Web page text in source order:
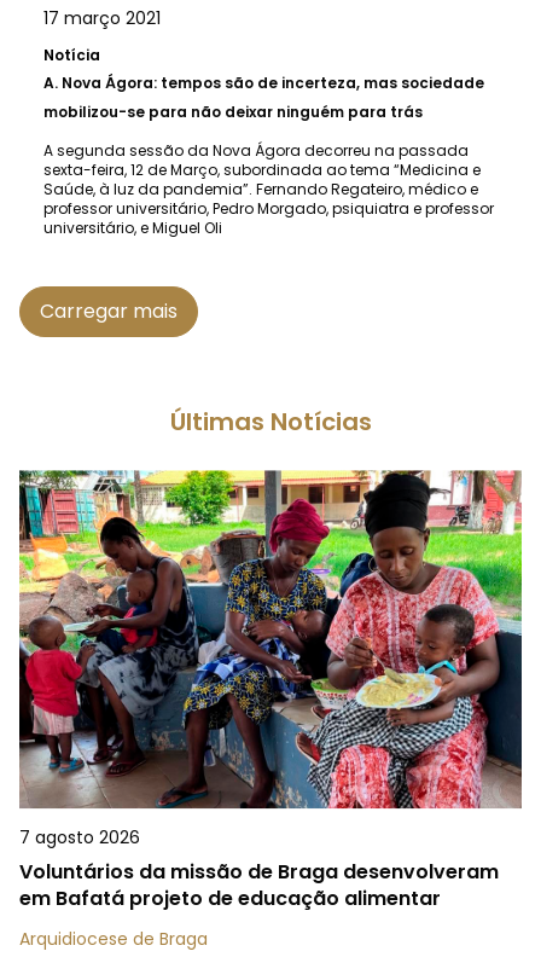
17 março 2021
Notícia
A. Nova Ágora: tempos são de incerteza, mas sociedade
mobilizou-se para não deixar ninguém para trás
A segunda sessão da Nova Ágora decorreu na passada
sexta-feira, 12 de Março, subordinada ao tema “Medicina e
Saúde, à luz da pandemia”. Fernando Regateiro, médico e
professor universitário, Pedro Morgado, psiquiatra e professor
universitário, e Miguel Oli
Carregar mais
Últimas Notícias
7 agosto 2026
Voluntários da missão de Braga desenvolveram
em Bafatá projeto de educação alimentar
Arquidiocese de Braga